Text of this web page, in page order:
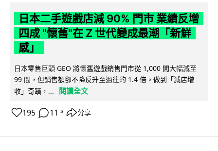
日本二手遊戲店減 90% 門市 業績反增
四成 "懷舊"在 Z 世代變成最潮「新鮮
感」
日本零售巨頭 GEO 將懷舊遊戲銷售門市從 1,000 間大幅減至
99 間，但銷售額卻不降反升至過往的 1.4 倍。做到「減店增
收」奇蹟，...
閱讀全文
195 11 ↗ 分享